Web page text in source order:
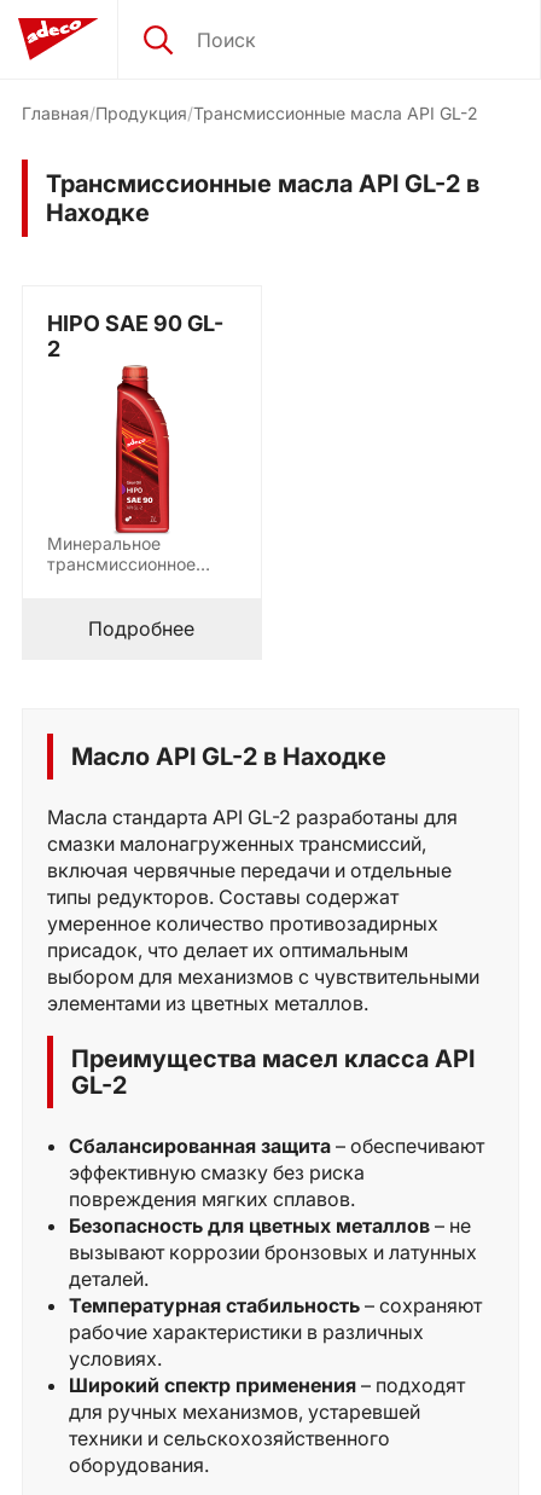
Главная Продукция Трансмиссионные масла API GL-2
Трансмиссионные масла API GL-2 в
Находке
HIPO SAE 90 GL-
2
Минеральное
трансмиссионное
смазки винтовыx
передач, которые
Подробнее
Масло API GL-2 в Находке
Масла стандарта API GL-2 разработаны для
смазки малонагруженных трансмиссий,
включая червячные передачи и отдельные
типы редукторов. Составы содержат
умеренное количество противозадирных
присадок, что делает их оптимальным
выбором для механизмов с чувствительными
элементами из цветных металлов.
Преимущества масел класса API
GL-2
Сбалансированная защита– обеспечивают
эффективную смазку без риска
повреждения мягких сплавов.
Безопасность для цветных металлов– не
вызывают коррозии бронзовых и латунных
деталей.
Температурная стабильность– сохраняют
рабочие характеристики в различных
условиях.
Широкий спектр применения– подходят
для ручных механизмов, устаревшей
техники и сельскохозяйственного
оборудования.